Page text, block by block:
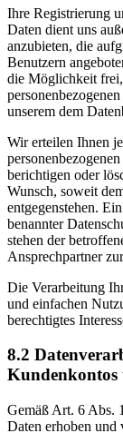
Ihre Registrierung
Daten dient uns
anzubieten, die
Benutzern
die Möglichkeit frei,
unserem dem
Wir erteilen Ihnen
berichtigen oder
Wunsch, soweit
entgegenstehen.
benannter
stehen der
Ansprechpartner
Die Verarbeitung
und einfachen
berechtigtes
8.2
Kundenkontos
Gemäß Art. 6 Abs.
Daten erhoben und